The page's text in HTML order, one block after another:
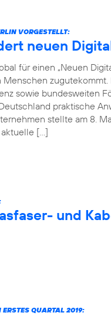
VORGESTELLT:
neuen
für einen „Neuen
Menschen
sowie bundesweiten
praktische
stellte am 8.
[…]
und
QUARTAL 2019: